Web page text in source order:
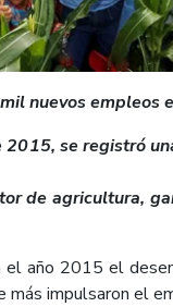
nuevos empleos
se registró
de agricultura,
año 2015 el
más impulsaron el